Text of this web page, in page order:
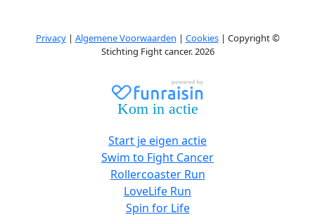
Privacy| Algemene Voorwaarden | Cookies| Copyright ©
Stichting Fight cancer. 2026
Kom in actie
Start je eigen actie
Swim to Fight Cancer
Rollercoaster Run
LoveLife Run
Spin for Life